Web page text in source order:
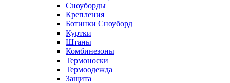
Сноуборды
Крепления
Ботинки Сноуборд
Куртки
Штаны
Комбинезоны
Термоноски
Термоодежда
Защита